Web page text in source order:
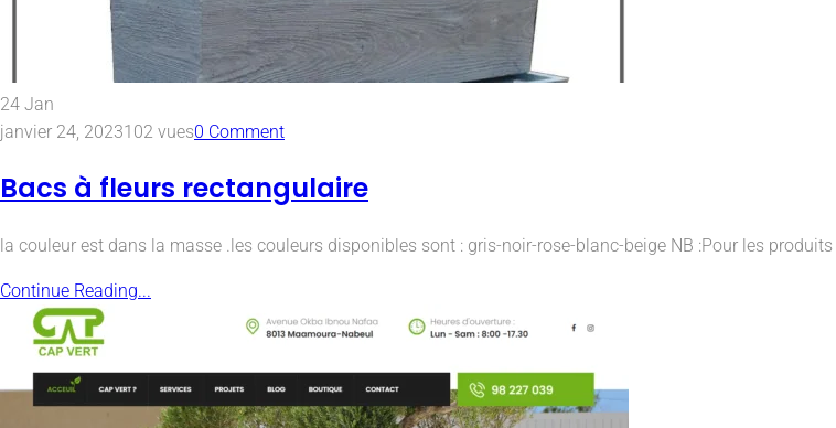
24 Jan
janvier 24, 2023102 vues0 Comment
Bacs à fleurs rectangulaire
la couleur est dans la masse .les couleurs disponibles sont : gris-noir-rose-blanc-beige NB :Pour les
Continue Reading...